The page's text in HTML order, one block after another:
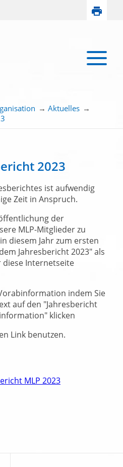
→ Aktuelles →
2023
ist aufwendig
Zeit in Anspruch.
der
MLP-Mitglieder zu
diesem Jahr zum ersten
Jahresbericht 2023 als
diese Internetseite
indem Sie
auf den Jahresbericht
klicken
Link benutzen.
MLP 2023